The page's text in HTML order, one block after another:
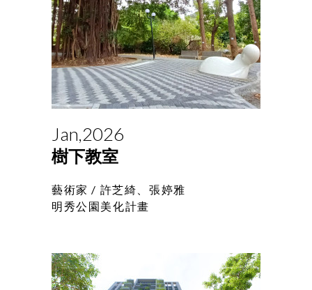
Jan,2026
樹下教室
藝術家 / 許芝綺、張婷雅
明秀公園美化計畫